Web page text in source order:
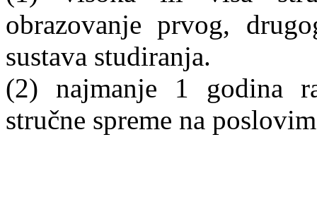
obrazovanje prvog,
sustava studiranja.
(2) najmanje 1 godina
stručne spreme na